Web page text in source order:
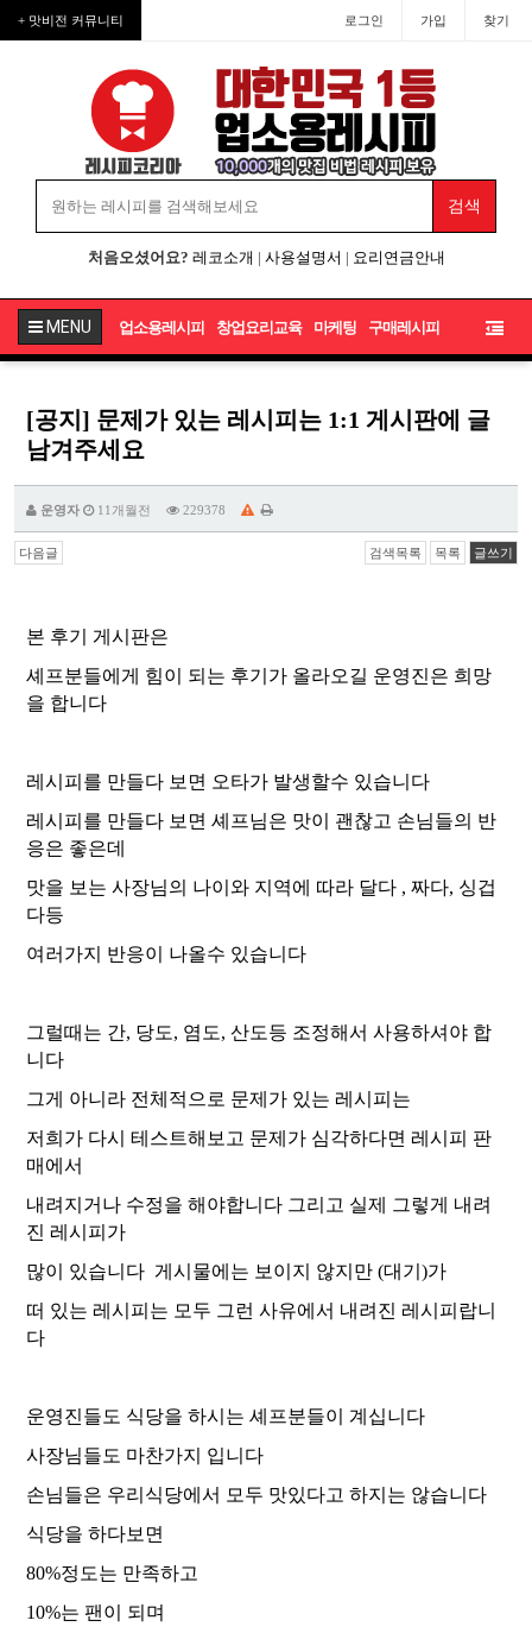
+ 맛비전 커뮤니티 로그인 가입 찾기
처음오셨어요? 레코소개 | 사용설명서 | 요리연금안내
MENU 업소용레시피 창업요리교육 마케팅 구매레시피
[공지] 문제가 있는 레시피는 1:1 게시판에 글
남겨주세요
운영자 11개월전 229378
다음글 검색목록 목록 글쓰기
본 후기 게시판은
셰프분들에게 힘이 되는 후기가 올라오길 운영진은 희망
을 합니다
레시피를 만들다 보면 오타가 발생할수 있습니다
레시피를 만들다 보면 셰프님은 맛이 괜찮고 손님들의 반
응은 좋은데
맛을 보는 사장님의 나이와 지역에 따라 달다 , 짜다, 싱겁
다등
여러가지 반응이 나올수 있습니다
그럴때는 간, 당도, 염도, 산도등 조정해서 사용하셔야 합
니다
그게 아니라 전체적으로 문제가 있는 레시피는
저희가 다시 테스트해보고 문제가 심각하다면 레시피 판
매에서
내려지거나 수정을 해야합니다 그리고 실제 그렇게 내려
진 레시피가
많이 있습니다 게시물에는 보이지 않지만 (대기)가
떠 있는 레시피는 모두 그런 사유에서 내려진 레시피랍니
다
운영진들도 식당을 하시는 셰프분들이 계십니다
사장님들도 마찬가지 입니다
손님들은 우리식당에서 모두 맛있다고 하지는 않습니다
식당을 하다보면
80%정도는 만족하고
10%는 팬이 되며